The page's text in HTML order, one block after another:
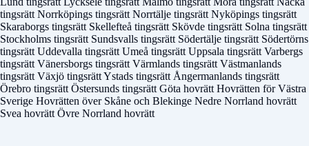
tingsrätt Norrköpings tingsrätt Norrtälje tingsrätt Nyköpings tingsrätt
Skaraborgs tingsrätt Skellefteå tingsrätt Skövde tingsrätt Solna tingsrätt
Stockholms tingsrätt Sundsvalls tingsrätt Södertälje tingsrätt Södertörns
tingsrätt Uddevalla tingsrätt Umeå tingsrätt Uppsala tingsrätt Varbergs
tingsrätt Vänersborgs tingsrätt Värmlands tingsrätt Västmanlands
tingsrätt Växjö tingsrättYstads tingsrätt Ångermanlands tingsrätt
Örebro tingsrätt Östersunds tingsrätt Göta hovrätt Hovrätten för Västra
Sverige Hovrätten över Skåne och Blekinge Nedre Norrland hovrätt
Svea hovrätt Övre Norrland hovrätt